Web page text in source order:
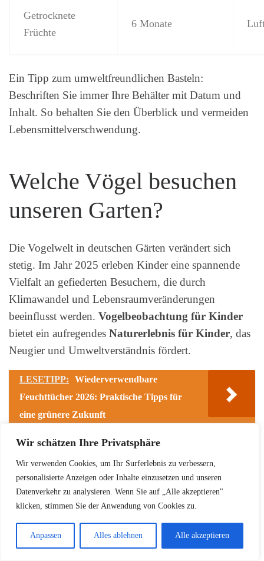
Wir schätzen Ihre Privatsphäre
Wir verwenden Cookies, um Ihr Surferlebnis zu verbessern,
personalisierte Anzeigen oder Inhalte einzusetzen und unseren
Datenverkehr zu analysieren. Wenn Sie auf „Alle akzeptieren"
klicken, stimmen Sie der Anwendung von Cookies zu.
Anpassen Alles ablehnen Alle akzeptieren
Getrocknete
Früchte
6 Monate
Ein Tipp zum umweltfreundlichen Basteln:
Beschriften Sie immer Ihre Behälter mit Datum und
Inhalt. So behalten Sie den Überblick und vermeiden
Lebensmittelverschwendung.
Welche Vögel besuchen
unseren Garten?
Die Vogelwelt in deutschen Gärten verändert sich
stetig. Im Jahr 2025 erleben Kinder eine spannende
Vielfalt an gefiederten Besuchern, die durch
Klimawandel und Lebensraumveränderungen
beeinflusst werden. Vogelbeobachtung für Kinder
bietet ein aufregendes Naturerlebnis für Kinder, das
Neugier und Umweltverständnis fördert.
LESETIPP:
Wiederverwendbare
Feuchttücher 2026: Praktische Tipps für
eine grünere Zukunft